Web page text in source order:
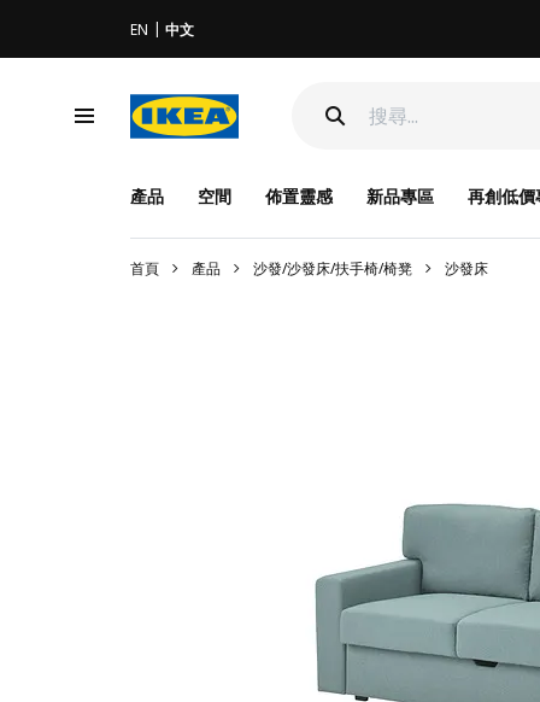
EN 中文
產品 空間 佈置靈感 新品專區 再創低價
首頁 產品 沙發/沙發床/扶手椅/椅凳 沙發床